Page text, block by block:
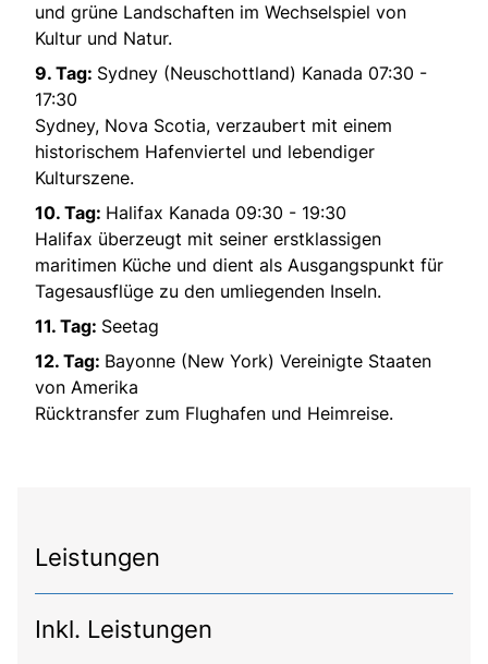
und grüne Landschaften im Wechselspiel von
Kultur und Natur.
9. Tag: Sydney (Neuschottland) Kanada 07:30 -
17:30
Sydney, Nova Scotia, verzaubert mit einem
historischem Hafenviertel und lebendiger
Kulturszene.
10. Tag: Halifax Kanada 09:30 - 19:30
Halifax überzeugt mit seiner erstklassigen
maritimen Küche und dient als Ausgangspunkt für
Tagesausflüge zu den umliegenden Inseln.
11. Tag: Seetag
12. Tag: Bayonne (New York) Vereinigte Staaten
von Amerika
Rücktransfer zum Flughafen und Heimreise.
Leistungen
Inkl. Leistungen